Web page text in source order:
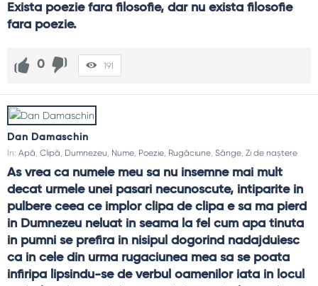
Exista poezie fara filosofie, dar nu exista filosofie
fara poezie.
0 191
Dan Damaschin
In: Apă, Clipă, Dumnezeu, Nume, Poezie, Rugăciune, Sânge, Zi de naștere
As vrea ca numele meu sa nu insemne mai mult
decat urmele unei pasari necunoscute, intiparite in
pulbere ceea ce implor clipa de clipa e sa ma pierd
in Dumnezeu neluat in seama la fel cum apa tinuta
in pumni se prefira in nisipul dogorind nadajduiesc
ca in cele din urma rugaciunea mea sa se poata
infiripa lipsindu-se de verbul oamenilor iata in locul